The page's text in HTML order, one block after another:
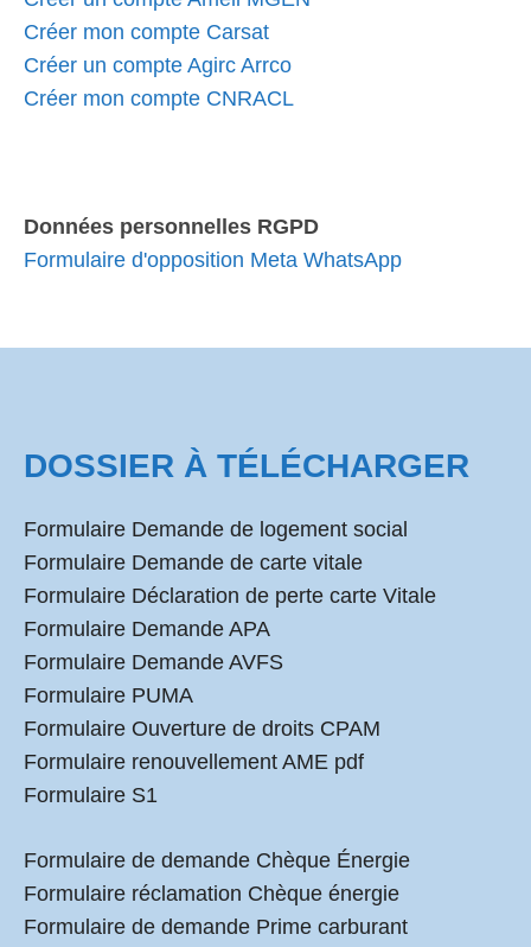
Créer mon compte Carsat
Créer un compte Agirc Arrco
Créer mon compte CNRACL
Données personnelles RGPD
Formulaire d'opposition Meta WhatsApp
DOSSIER À TÉLÉCHARGER
Formulaire Demande de logement social
Formulaire Demande de carte vitale
Formulaire Déclaration de perte carte Vitale
Formulaire Demande APA
Formulaire Demande AVFS
Formulaire PUMA
Formulaire Ouverture de droits CPAM
Formulaire renouvellement AME pdf
Formulaire S1
Formulaire de demande Chèque Énergie
Formulaire réclamation Chèque énergie
Formulaire de demande Prime carburant